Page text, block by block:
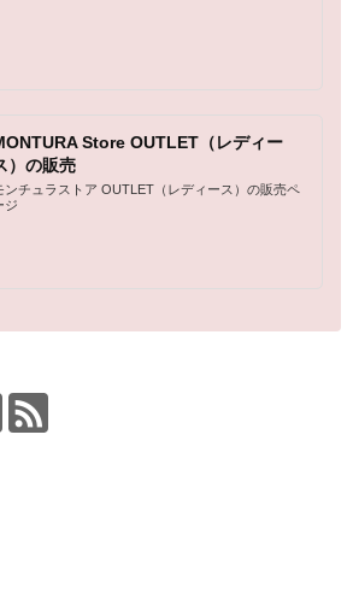
Store OUTLET（レディー
）の販売
ンチュラストア OUTLET（レディース）の販売ペ
ジ